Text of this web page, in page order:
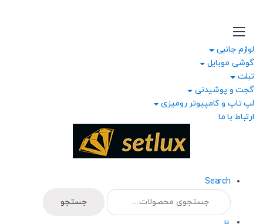
navigation
content
لوازم جانبی
گوشی موبایل
تبلت
گجت و پوشیدنی
لپ تاپ و کامپیوتر رومیزی
ارتباط با ما
Search
جستجو
برای:
جستجو